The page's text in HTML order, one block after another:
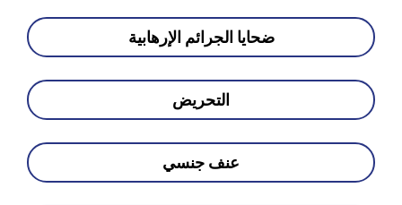
ضحايا الجرائم الإرهابية
التحريض
عنف جنسي